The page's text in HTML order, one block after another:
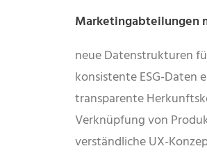
Marketingabteilungen
neue Datenstrukturen
konsistente ESG-Daten
transparente
Verknüpfung von
verständliche UX-